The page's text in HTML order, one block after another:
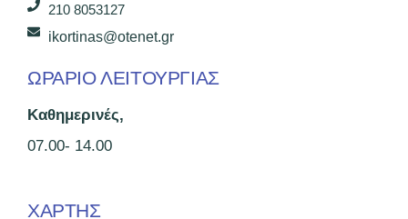
210 8053127
ikortinas@otenet.gr
ΩΡΑΡΙΟ ΛΕΙΤΟΥΡΓΙΑΣ
Καθημερινές,
07.00- 14.00
ΧΑΡΤΗΣ